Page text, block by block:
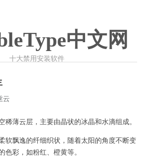
中文网
十大禁用安装软件
云
薄云层，主要由晶状的冰晶和水滴组成。
飘逸的纤细织状，随着太阳的角度不断变
色彩，如粉红、橙黄等。